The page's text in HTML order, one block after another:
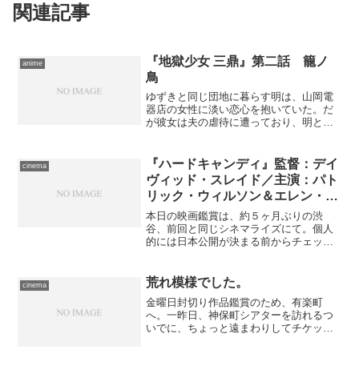
関連記事
anime
『地獄少女 三鼎』第二話 籠ノ
鳥
ゆずきと同じ団地に暮らす明は、山岡電
器店の女性に淡い恋心を抱いていた。だ
が彼女は夫の虐待に遭っており、明と会
電話に出なかったというだけで暴行を加
える姿を見て、明はとうと...
cinema
『ハードキャンディ』監督：デイ
ヴィッド・スレイド／主演：パト
リック・ウィルソン＆エレン・ペ
イジ／配給：
KLOCKWORX+PHANTOM FILM
本日の映画鑑賞は、約５ヶ月ぶりの渋
谷、前回と同じシネマライズにて。個人
的には日本公開が決まる前からチェック
たところ、初回についてはそこそこの人
の入りだったので、他人事な...
cinema 荒れ模様でした。
金曜日封切り作品鑑賞のため、有楽町
へ。一昨日、神保町シアターを訪れるつ
いでに、ちょっと遠まわりしてチケット